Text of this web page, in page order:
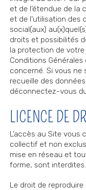
et de l’étendue de
et de l’utilisation des
social(aux)
droits et possibilités
la protection de
Conditions Générales
concerné. Si vous ne
recueille des
déconnectez-vous
LICENCE DE
L’accès au Site vous
collectif et non
mise en réseau et
forme, sont interdites.
Le droit de reproduire